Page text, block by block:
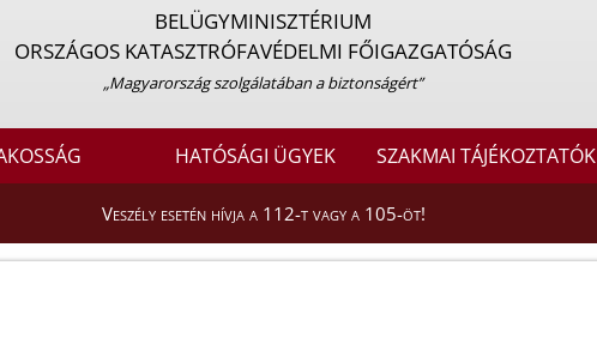
BELÜGYMINISZTÉRIUM
ORSZÁGOS KATASZTRÓFAVÉDELMI FŐIGAZGATÓSÁG
„Magyarország szolgálatában a biztonságért”
HATÓSÁGI ÜGYEK SZAKMAI TÁJÉKOZTATÓK
Veszély esetén hívja a 112-t vagy a 105-öt!